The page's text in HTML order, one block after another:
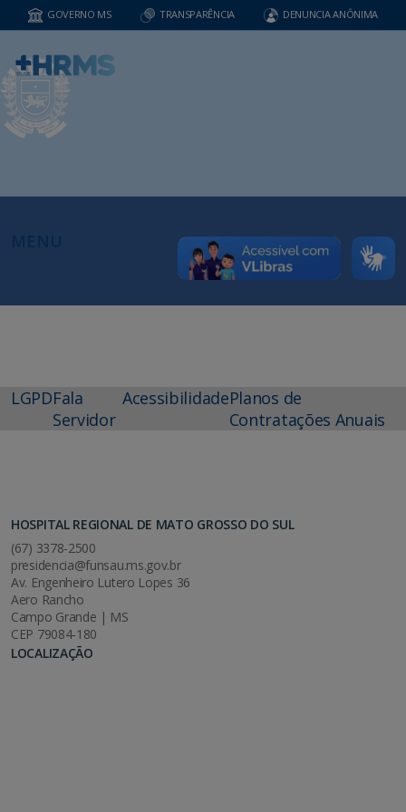
GOVERNO MS TRANSPARÊNCIA DENUNCIA ANÔNIMA
LGPDFala
Servidor
AcessibilidadePlanos de
Contratações Anuais
HOSPITAL REGIONAL DE MATO GROSSO DO SUL
(67) 3378-2500
presidencia@funsau.ms.gov.br
Av. Engenheiro Lutero Lopes 36
Aero Rancho
Campo Grande | MS
CEP 79084-180
LOCALIZAÇÃO